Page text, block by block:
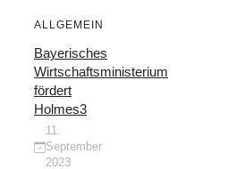
ALLGEMEIN
Bayerisches
Wirtschaftsministerium
fördert
Holmes3
11.
September
2023